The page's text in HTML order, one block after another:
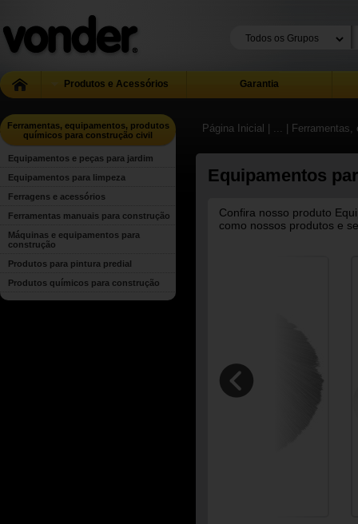
Produtos e Acessórios Garantia
Ferramentas, equipamentos, produtos
químicos para construção civil
Equipamentos e peças para jardim
Equipamentos para limpeza
Ferragens e acessórios
Ferramentas manuais para construção
Máquinas e equipamentos para
construção
Produtos para pintura predial
Produtos químicos para construção
Página Inicial | ... |
Equipamentos
Confira nosso produto
como nossos produtos e